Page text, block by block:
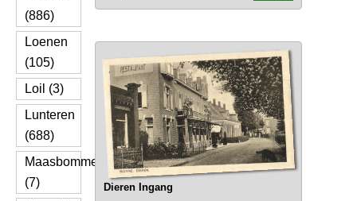
(886)
Loenen
(105)
Loil (3)
Lunteren
(688)
Maasbommel
(7)
Dieren Ingang